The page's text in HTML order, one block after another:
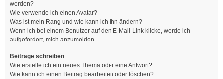
werden?
Wie verwende ich einen Avatar?
Was ist mein Rang und wie kann ich ihn ändern?
Wenn ich bei einem Benutzer auf den E-Mail-Link klicke, werde ich
aufgefordert, mich anzumelden.
Beiträge schreiben
Wie erstelle ich ein neues Thema oder eine Antwort?
Wie kann ich einen Beitrag bearbeiten oder löschen?